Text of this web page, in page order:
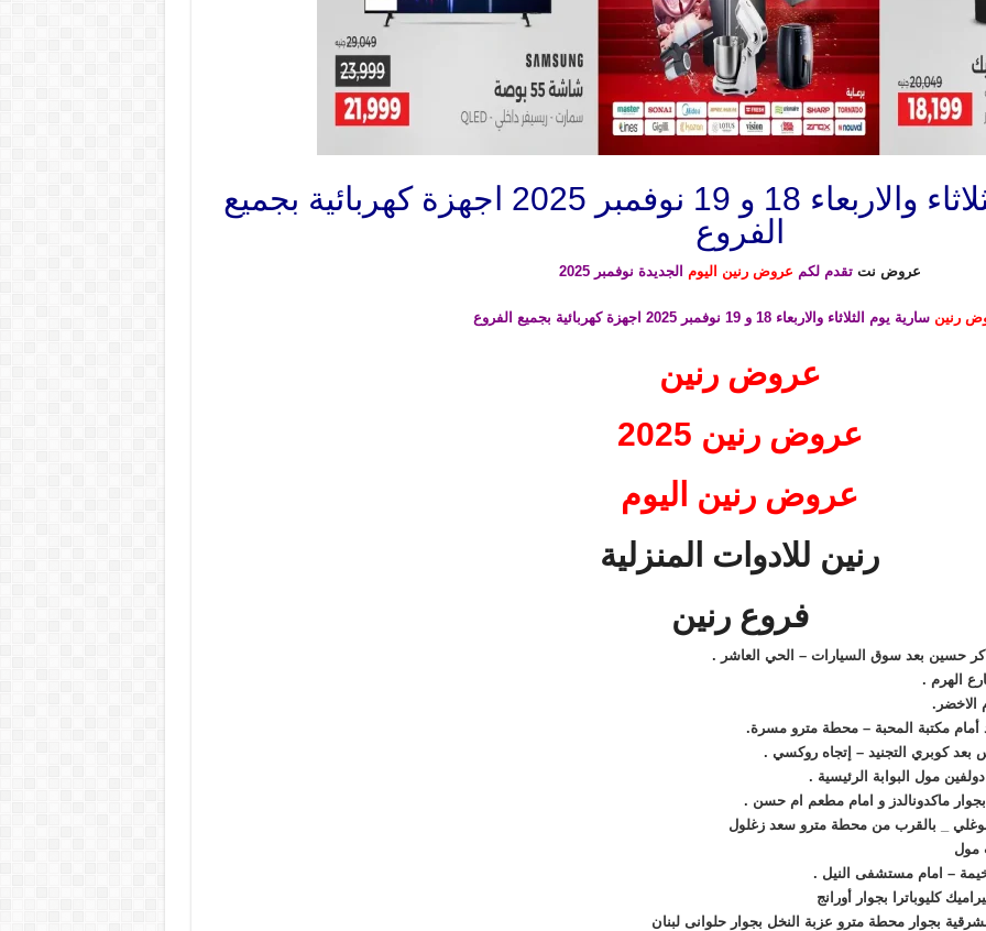
عروض رنين اليوم الثلاثاء والاربعاء 18 و 19 نوفمبر 2025 اجهزة كهربائية بجميع
الفروع
عروض نت تقدم لكم عروض رنين اليوم الجديدة نوفمبر 2025
رنين سارية يوم الثلاثاء والاربعاء 18 و 19 نوفمبر 2025 اجهزة كهربائية بجميع الفروع
عروض رنين
عروض رنين 2025
عروض رنين اليوم
رنين للادوات المنزلية
فروع رنين
مول
– امام مستشفى النيل .
بجوار محطة مترو عزبة النخل بجوار حلوانى لبنان